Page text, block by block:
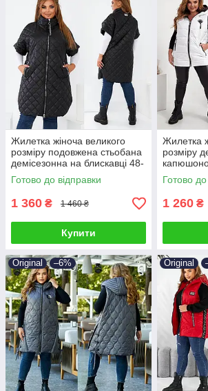
— Жилетки з лампасами, стразами,
— Розміри від 48 до 64
Замовляйте жіночу жилетку зручно онлайн!
Україні.
📏 Заміри — у кожній картці товару 👇
Жилетка жіноча великого
розміру подовжена стьобана
демісезонна на блискавці 48-
58
Готово до відправки
1 360 ₴ 1 460 ₴
Купити
Жилетка
розміру
синтепоні
Готово до
1 260 ₴
Original –6% Original